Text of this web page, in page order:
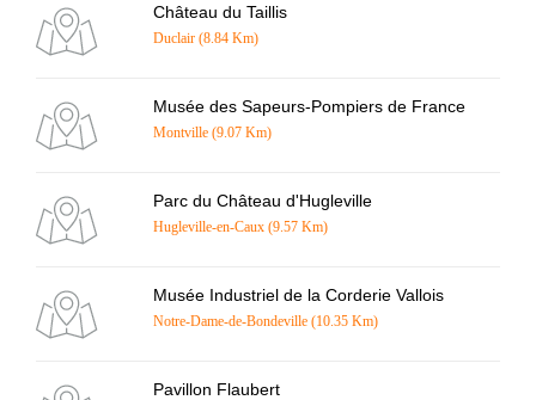
Château du Taillis
Duclair (8.84 Km)
Musée des Sapeurs-Pompiers de France
Montville (9.07 Km)
Parc du Château d'Hugleville
Hugleville-en-Caux (9.57 Km)
Musée Industriel de la Corderie Vallois
Notre-Dame-de-Bondeville (10.35 Km)
Pavillon Flaubert